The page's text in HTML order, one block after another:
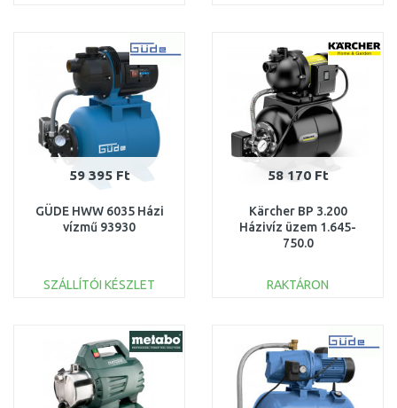
Összehasonlítás Összehasonlítás
59 395 Ft
GÜDE HWW 6035 Házi
vízmű 93930
SZÁLLÍTÓI KÉSZLET
Összehasonlítás
58 170 Ft
Kärcher BP 3.200
Házivíz üzem 1.645-
750.0
RAKTÁRON
Összehasonlítás